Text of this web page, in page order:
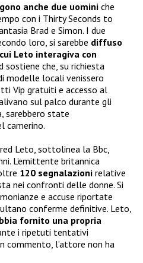
anche due uominiche
con i Thirty Seconds to
Brad e Simon. I due
loro, si sarebbe diffuso
Leto interagiva con
sostiene che, su richiesta
modelle locali venissero
Vip gratuiti e accesso al
sul palco durante gli
sarebbero state
camerino.
Leto, sottolinea la Bbc,
L’emittente britannica
120 segnalazioni relative
nei confronti delle donne. Si
e accuse riportate
conferme definitive. Leto,
fornito una propria
i ripetuti tentativi
commento, l’attore non ha